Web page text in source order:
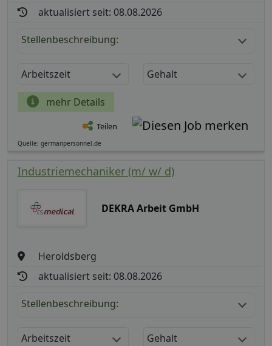
aktualisiert seit: 08.08.2026
Stellenbeschreibung:
Arbeitszeit Gehalt
mehr Details
Teilen
Quelle: germanpersonnel.de
Industriemechaniker (m/ w/ d)
DEKRA Arbeit GmbH
Heroldsberg
aktualisiert seit: 08.08.2026
Stellenbeschreibung:
Arbeitszeit Gehalt